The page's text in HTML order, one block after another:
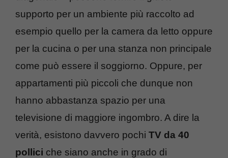
supporto per un ambiente più raccolto ad
esempio quello per la camera da letto oppure
per la cucina o per una stanza non principale
come può essere il soggiorno. Oppure, per
appartamenti più piccoli che dunque non
hanno abbastanza spazio per una
televisione di maggiore ingombro. A dire la
verità, esistono davvero pochi TV da 40
pollici che siano anche in grado di